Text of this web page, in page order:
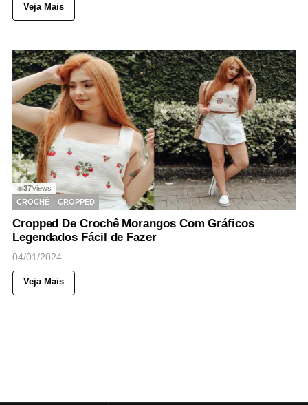
Veja Mais
◉37Views
CROCHÊ
CROPPED
Cropped De Crochê Morangos Com Gráficos
Legendados Fácil de Fazer
04/01/2024
Veja Mais